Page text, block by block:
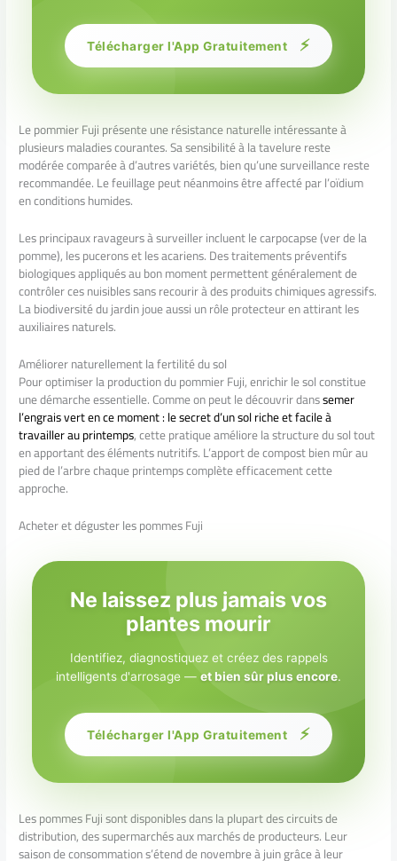
Télécharger l'App Gratuitement ⚡
Le pommier Fuji présente une résistance naturelle intéressante à
plusieurs maladies courantes. Sa sensibilité à la tavelure reste
modérée comparée à d’autres variétés, bien qu’une surveillance reste
recommandée. Le feuillage peut néanmoins être affecté par l’oïdium
en conditions humides.
Les principaux ravageurs à surveiller incluent le carpocapse (ver de la
pomme), les pucerons et les acariens. Des traitements préventifs
biologiques appliqués au bon moment permettent généralement de
contrôler ces nuisibles sans recourir à des produits chimiques agressifs.
La biodiversité du jardin joue aussi un rôle protecteur en attirant les
auxiliaires naturels.
Améliorer naturellement la fertilité du sol
Pour optimiser la production du pommier Fuji, enrichir le sol constitue
une démarche essentielle. Comme on peut le découvrir danssemer
l’engrais vert en ce moment : le secret d’un sol riche et facile à
travailler au printemps, cette pratique améliore la structure du sol tout
en apportant des éléments nutritifs. L’apport de compost bien mûr au
pied de l’arbre chaque printemps complète efficacement cette
approche.
Acheter et déguster les pommes Fuji
Ne laissez plus jamais vos
plantes mourir
Identifiez, diagnostiquez et créez des rappels
intelligents d'arrosage — et bien sûr plus encore.
Télécharger l'App Gratuitement ⚡
Les pommes Fuji sont disponibles dans la plupart des circuits de
distribution, des supermarchés aux marchés de producteurs. Leur
saison de consommation s’étend de novembre à juin grâce à leur